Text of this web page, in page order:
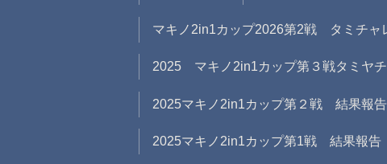
マキノ2in1カップ2026第2戦 タミチ
2025 マキノ2in1カップ第３戦タミヤ
2025マキノ2in1カップ第２戦 結果報告
2025マキノ2in1カップ第1戦 結果報告